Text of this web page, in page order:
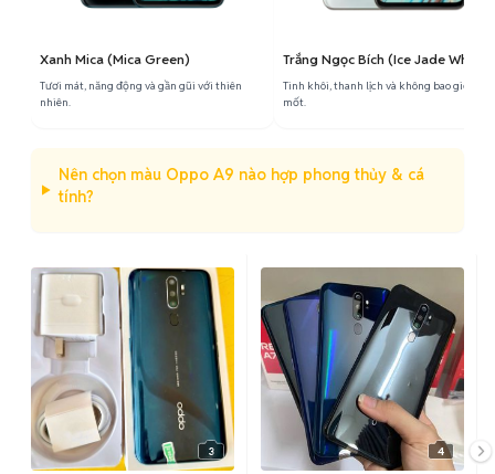
Xanh Mica (Mica Green)
Tươi mát, năng động và gần gũi với thiên
nhiên.
Trắng Ngọc Bích (Ice Jade White)
Tinh khôi, thanh lịch và không bao giờ lỗi
mốt.
Nên chọn màu Oppo A9 nào hợp phong thủy & cá
tính?
3 4